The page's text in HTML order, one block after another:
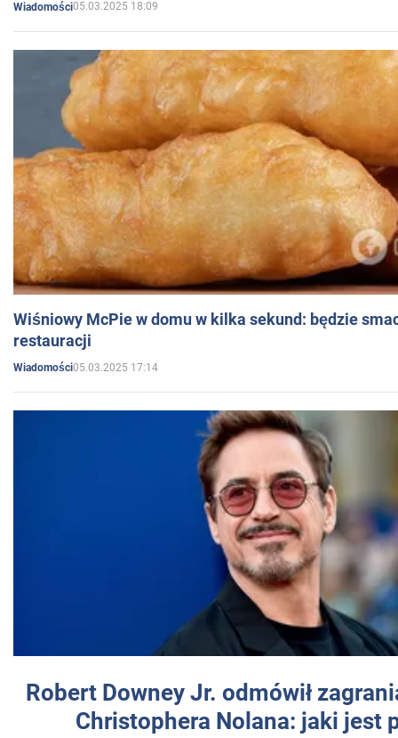
Wiadomości05.03.2025 18:09
Wiśniowy McPie w domu w kilka sekund: będzie
restauracji
Wiadomości05.03.2025 17:14
Robert Downey Jr. odmówił
Christophera Nolana: jaki jest